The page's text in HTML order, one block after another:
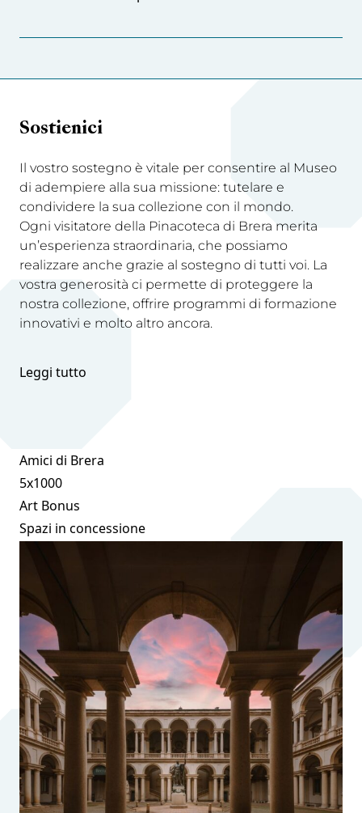
Sostienici
Il vostro sostegno è vitale per consentire al Museo
di adempiere alla sua missione: tutelare e
condividere la sua collezione con il mondo.
Ogni visitatore della Pinacoteca di Brera merita
un’esperienza straordinaria, che possiamo
realizzare anche grazie al sostegno di tutti voi. La
vostra generosità ci permette di proteggere la
nostra collezione, offrire programmi di formazione
innovativi e molto altro ancora.
Leggi tutto
Amici di Brera
5x1000
Art Bonus
Spazi in concessione